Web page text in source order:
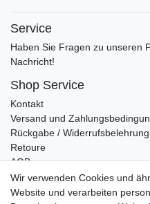
Service
Haben Sie Fragen zu unseren
Nachricht!
Shop Service
Kontakt
Versand und
Rückgabe / Widerrufsbelehrung
Retoure
AGB
Vertrag widerrufen
Informationen
Wir verwenden Cookies und
Website und verarbeiten